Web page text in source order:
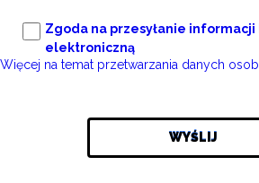
Zgoda na przesyłanie
elektroniczną
Więcej na temat przetwarzania danych